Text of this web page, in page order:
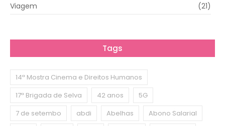
Viagem (21)
Tags
14ª Mostra Cinema e Direitos Humanos
17ª Brigada de Selva
42 anos
5G
7 de setembo
abdi Abelhas
Abono Salarial